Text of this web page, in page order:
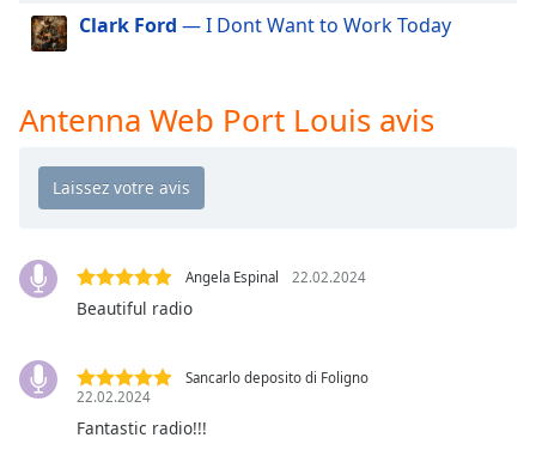
cancel
the
Opacity
Text
Background
Clark Ford — I Dont Want to Work Today
Antenna Web Port Louis avis
Angela Espinal 22.02.2024
Beautiful radio
Sancarlo deposito di Foligno
22.02.2024
Fantastic radio!!!